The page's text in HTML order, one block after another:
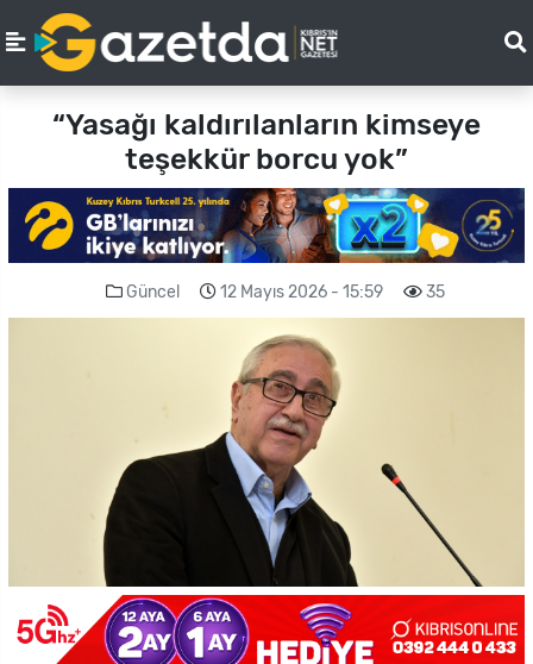
“Yasağı kaldırılanların kimseye
teşekkür borcu yok”
Güncel 12 Mayıs 2026 - 15:59 35